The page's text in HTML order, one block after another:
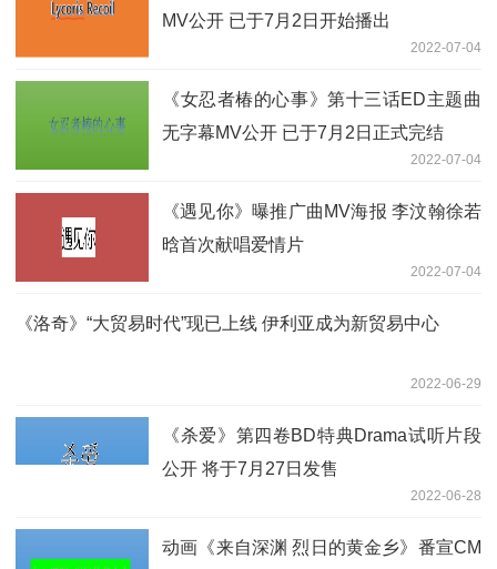
MV公开 已于7月2日开始播出
2022-07-04
《女忍者椿的心事》第十三话ED主题曲
无字幕MV公开 已于7月2日正式完结
2022-07-04
《遇见你》曝推广曲MV海报 李汶翰徐若
晗首次献唱爱情片
2022-07-04
《洛奇》“大贸易时代”现已上线 伊利亚成为新贸易中心
2022-06-29
《杀爱》第四卷BD特典Drama试听片段
公开 将于7月27日发售
2022-06-28
动画《来自深渊 烈日的黄金乡》番宣CM